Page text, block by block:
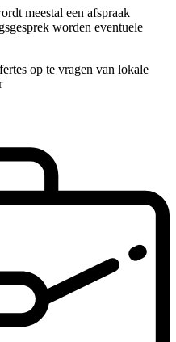
meestal een afspraak
worden eventuele
op te vragen van lokale